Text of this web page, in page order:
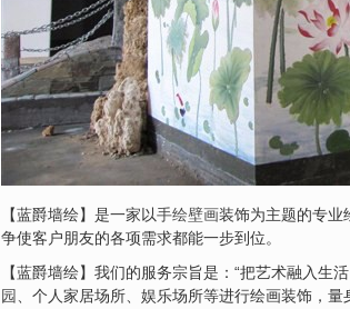
【蓝爵墙绘】是一家以手绘壁画装饰为主题的专业
争使客户朋友的各项需求都能一步到位。
【蓝爵墙绘】我们的服务宗旨是：“把艺术融入生
园
、个人家居场所、娱乐场所等进行绘画装饰，